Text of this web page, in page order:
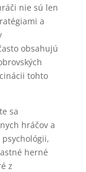
nie sú len
a
obsahujú
tohto
sa
hráčov a
herné
z